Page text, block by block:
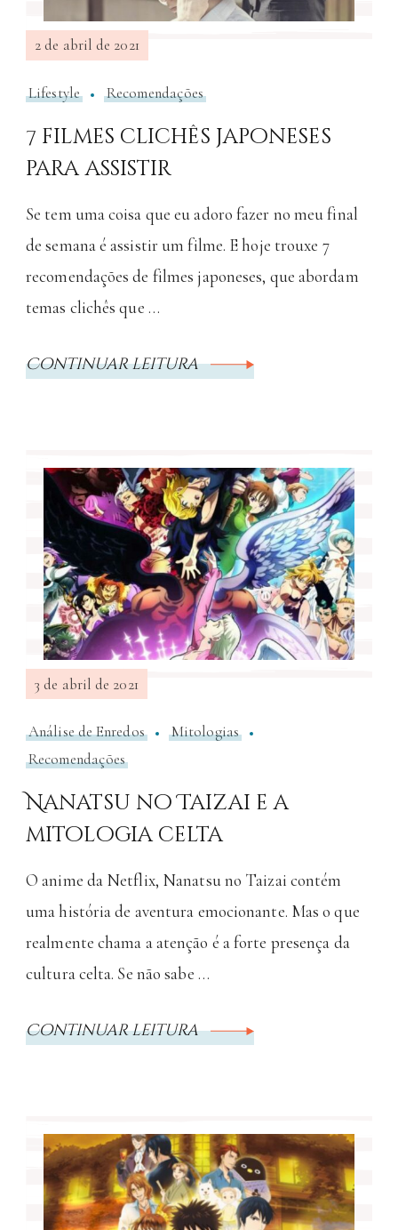
2 de abril de 2021
Lifestyle Recomendações
7 filmes clichês japoneses
para assistir
Se tem uma coisa que eu adoro fazer no meu final
de semana é assistir um filme. E hoje trouxe 7
recomendações de filmes japoneses, que abordam
temas clichês que …
Continuar leitura
3 de abril de 2021
Análise de Enredos
Mitologias
Recomendações
Nanatsu no Taizai e a
mitologia celta
O anime da Netflix, Nanatsu no Taizai contém
uma história de aventura emocionante. Mas o que
realmente chama a atenção é a forte presença da
cultura celta. Se não sabe …
Continuar leitura